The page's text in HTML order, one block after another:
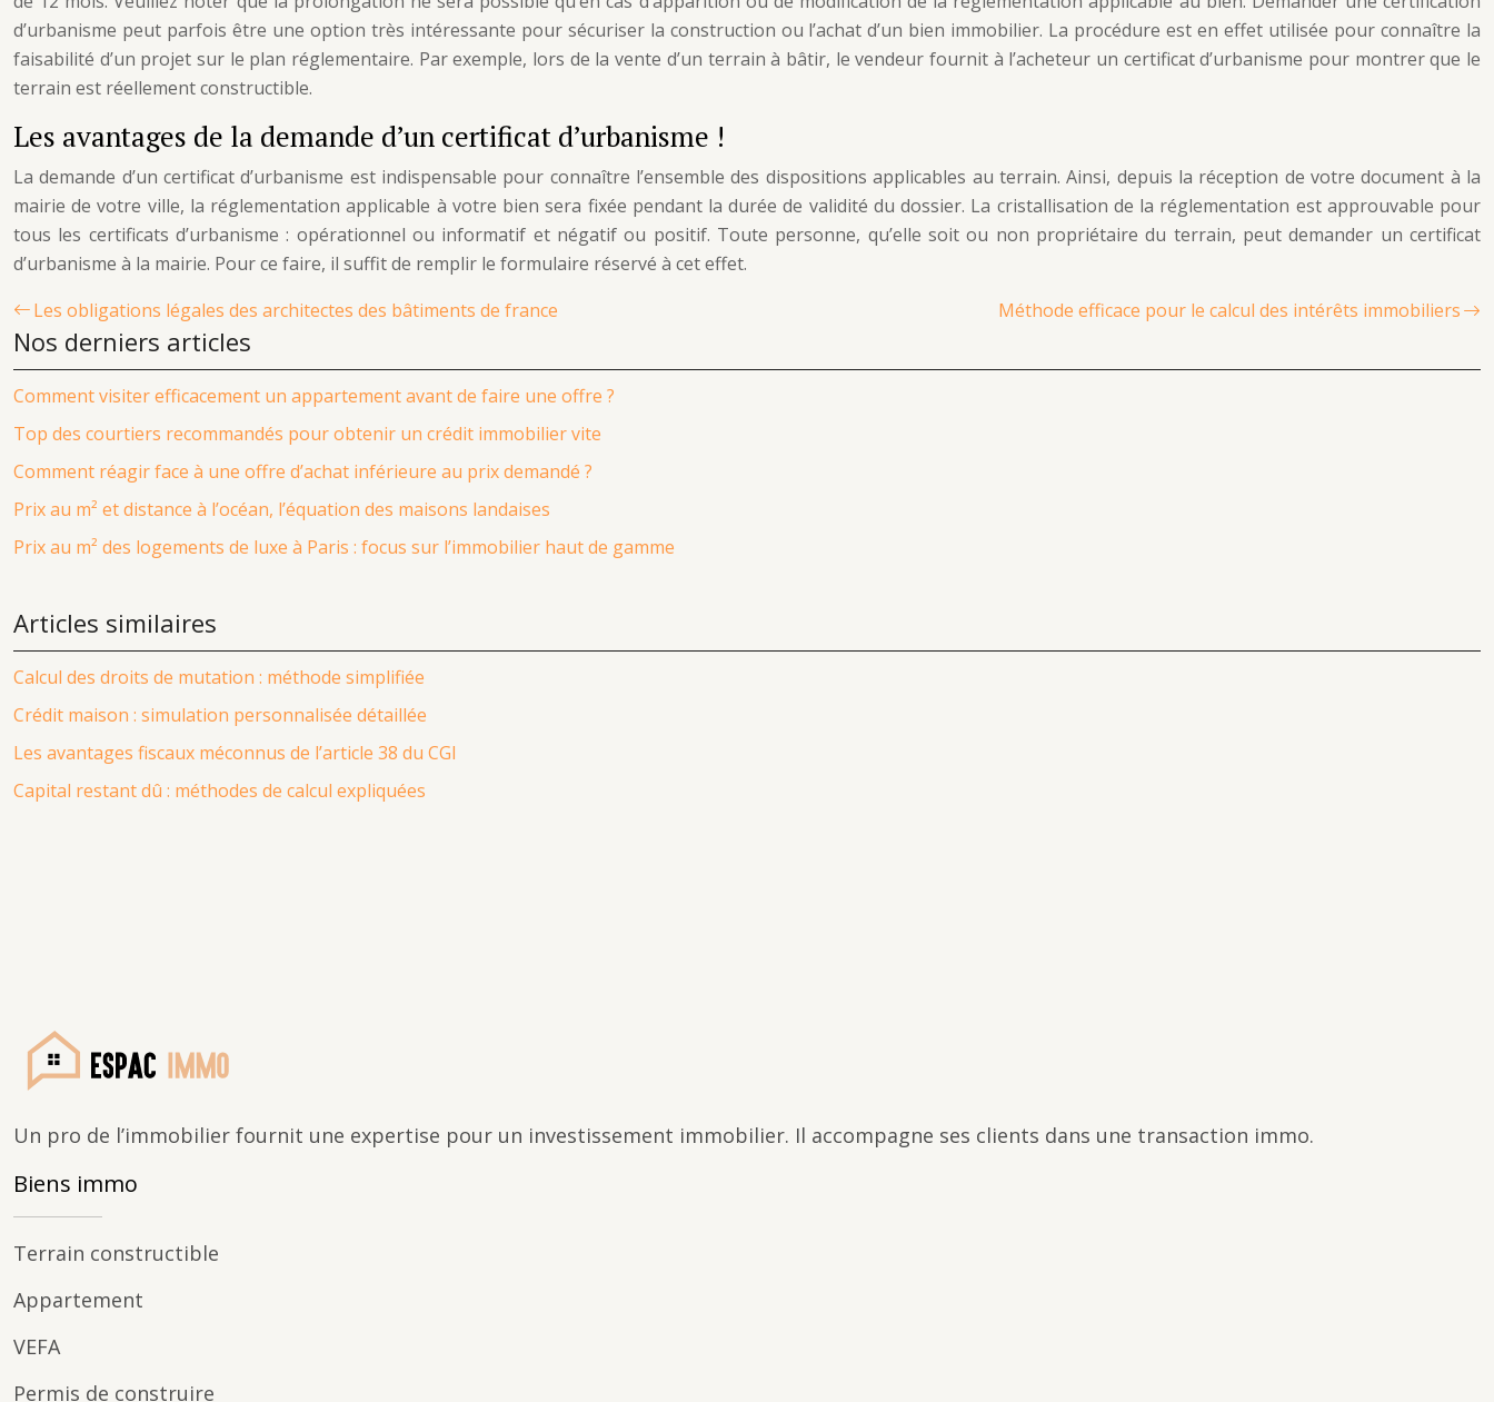
d’urbanisme peut parfois être une option très intéressante pour sécuriser la construction ou l’achat d’un bien immobilier. La procédure est en effet utilisée pour connaître la
faisabilité d’un projet sur le plan réglementaire. Par exemple, lors de la vente d’un terrain à bâtir, le vendeur fournit à l’acheteur un certificat d’urbanisme pour montrer que le
terrain est réellement constructible.
Les avantages de la demande d’un certificat d’urbanisme !
La demande d’un certificat d’urbanisme est indispensable pour connaître l’ensemble des dispositions applicables au terrain. Ainsi, depuis la réception de votre document à la
mairie de votre ville, la réglementation applicable à votre bien sera fixée pendant la durée de validité du dossier. La cristallisation de la réglementation est approuvable pour
tous les certificats d’urbanisme : opérationnel ou informatif et négatif ou positif. Toute personne, qu’elle soit ou non propriétaire du terrain, peut demander un certificat
d’urbanisme à la mairie. Pour ce faire, il suffit de remplir le formulaire réservé à cet effet.
Les obligations légales des architectes des bâtiments de france
Méthode efficace pour le calcul des intérêts immobiliers
Nos derniers articles
Comment visiter efficacement un appartement avant de faire une offre ?
Top des courtiers recommandés pour obtenir un crédit immobilier vite
Comment réagir face à une offre d’achat inférieure au prix demandé ?
Prix au m² et distance à l’océan, l’équation des maisons landaises
Prix au m² des logements de luxe à Paris : focus sur l’immobilier haut de gamme
Articles similaires
Calcul des droits de mutation : méthode simplifiée
Crédit maison : simulation personnalisée détaillée
Les avantages fiscaux méconnus de l’article 38 du CGI
Capital restant dû : méthodes de calcul expliquées
Un pro de l’immobilier fournit une expertise pour un investissement immobilier. Il accompagne ses clients dans une transaction immo.
Biens immo
Terrain constructible
Appartement
VEFA
Permis de construire